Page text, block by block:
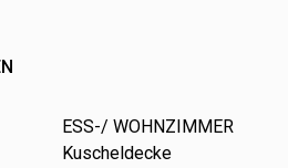
ESS-/ WOHNZIMMER
Kuscheldecke